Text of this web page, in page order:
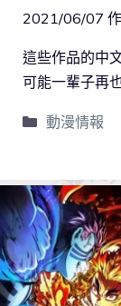
2021/06/07
這些作品的中
可能一輩子再
動漫情報